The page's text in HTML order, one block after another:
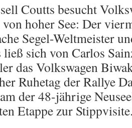
Coutts besucht
hoher See: Der
Segel-Weltmeister
ließ sich von Carlos
das Volkswagen
Ruhetag der Rallye
der 48-jährige
Etappe zur